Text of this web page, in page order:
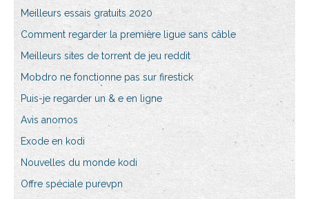
Meilleurs essais gratuits 2020
Comment regarder la première ligue sans câble
Meilleurs sites de torrent de jeu reddit
Mobdro ne fonctionne pas sur firestick
Puis-je regarder un & e en ligne
Avis anomos
Exode en kodi
Nouvelles du monde kodi
Offre spéciale purevpn